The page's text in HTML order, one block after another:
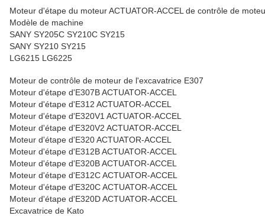
Moteur d'étape du moteur ACTUATOR-ACCEL de contrôle de
Modèle de machine
SANY SY205C SY210C SY215
SANY SY210 SY215
LG6215 LG6225
Moteur de contrôle de moteur de l'excavatrice E307
Moteur d'étape d'E307B ACTUATOR-ACCEL
Moteur d'étape d'E312 ACTUATOR-ACCEL
Moteur d'étape d'E320V1 ACTUATOR-ACCEL
Moteur d'étape d'E320V2 ACTUATOR-ACCEL
Moteur d'étape d'E320 ACTUATOR-ACCEL
Moteur d'étape d'E312B ACTUATOR-ACCEL
Moteur d'étape d'E320B ACTUATOR-ACCEL
Moteur d'étape d'E312C ACTUATOR-ACCEL
Moteur d'étape d'E320C ACTUATOR-ACCEL
Moteur d'étape d'E320D ACTUATOR-ACCEL
Excavatrice de Kato